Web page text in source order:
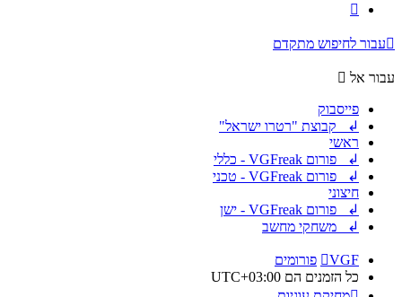
עבור לחיפוש מתקדם
עבור אל
פייסבוק
↲ קבוצת "רטרו ישראל"
ראשי
↲ פורום VGFreak - כללי
↲ פורום VGFreak - טכני
חיצוני
↲ פורום VGFreak - ישן
↲ משחקי מחשב
VGF
פורומים
כל הזמנים הם UTC+03:00